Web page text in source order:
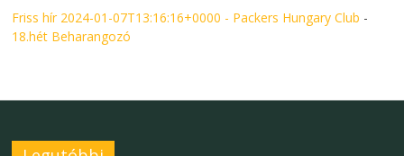
Friss hír 2024-01-07T13:16:16+0000 - Packers Hungary Club -
18.hét Beharangozó